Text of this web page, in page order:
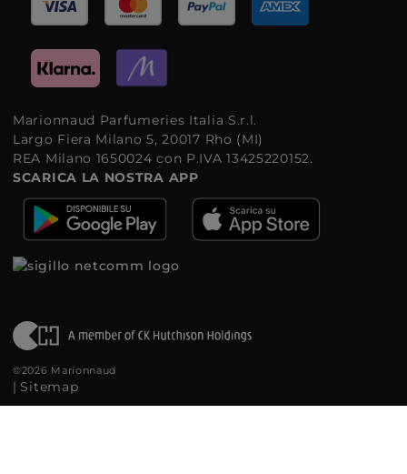
Marionnaud Parfumeries Italia S.r.l.
Largo Fiera Milano 5, 20017 Rho (MI)
REA Milano 1650024 con P.IVA 13425220152.
SCARICA LA NOSTRA APP
©2026 Marionnaud
| Sitemap